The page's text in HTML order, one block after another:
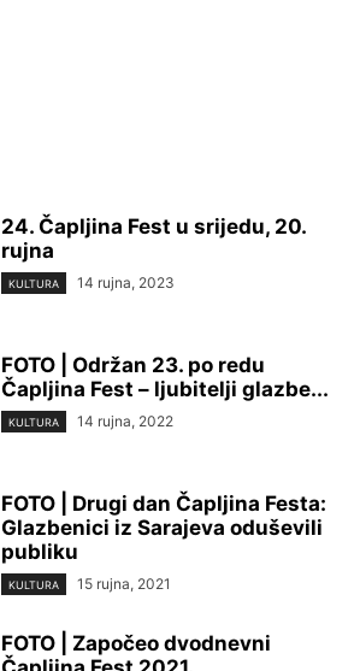
24. Čapljina Fest u srijedu, 20.
rujna
KULTURA 14 rujna, 2023
FOTO | Održan 23. po redu
Čapljina Fest – ljubitelji glazbe...
KULTURA 14 rujna, 2022
FOTO | Drugi dan Čapljina Festa:
Glazbenici iz Sarajeva oduševili
publiku
KULTURA 15 rujna, 2021
FOTO | Započeo dvodnevni